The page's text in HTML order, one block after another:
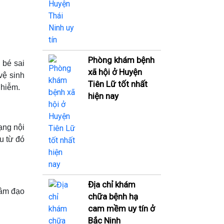
sai
sinh
nội
từ đó
đạo
Phòng khám bệnh
xã hội ở Huyện
Tiên Lữ tốt nhất
hiện nay
Địa chỉ khám
chữa bệnh hạ
cam mềm uy tín ở
Bắc Ninh